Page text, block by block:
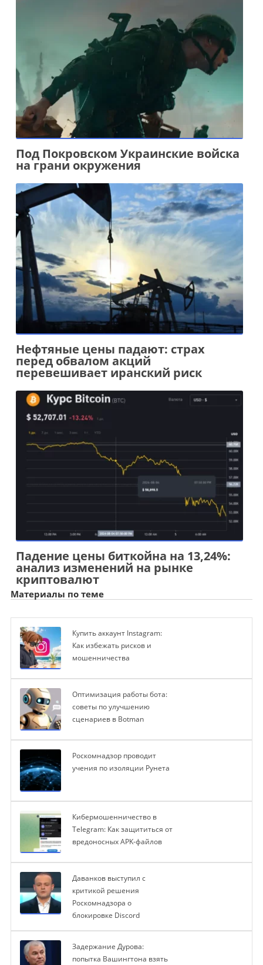
Под Покровском Украинские войска
на грани окружения
Нефтяные цены падают: страх
перед обвалом акций
перевешивает иранский риск
Падение цены биткойна на 13,24%:
анализ изменений на рынке
криптовалют
Материалы по теме
Купить аккаунт Instagram:
Как избежать рисков и
мошенничества
Оптимизация работы бота:
советы по улучшению
сценариев в Botman
Роскомнадзор проводит
учения по изоляции Рунета
Кибермошенничество в
Telegram: Как защититься от
вредоносных APK-файлов
Даванков выступил с
критикой решения
Роскомнадзора о
блокировке Discord
Задержание Дурова:
попытка Вашингтона взять